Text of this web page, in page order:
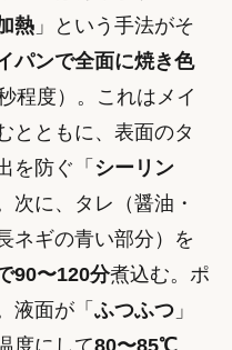
熱」という手法がそ
パンで全面に焼き色
程度）。これはメイ
とともに、表面のタ
を防ぐ「 シーリン
次に、タレ（醤油・
ネギの青い部分）を
90〜120分煮込む。ポ
液面が「 ふつふつ」
度にして80〜85℃